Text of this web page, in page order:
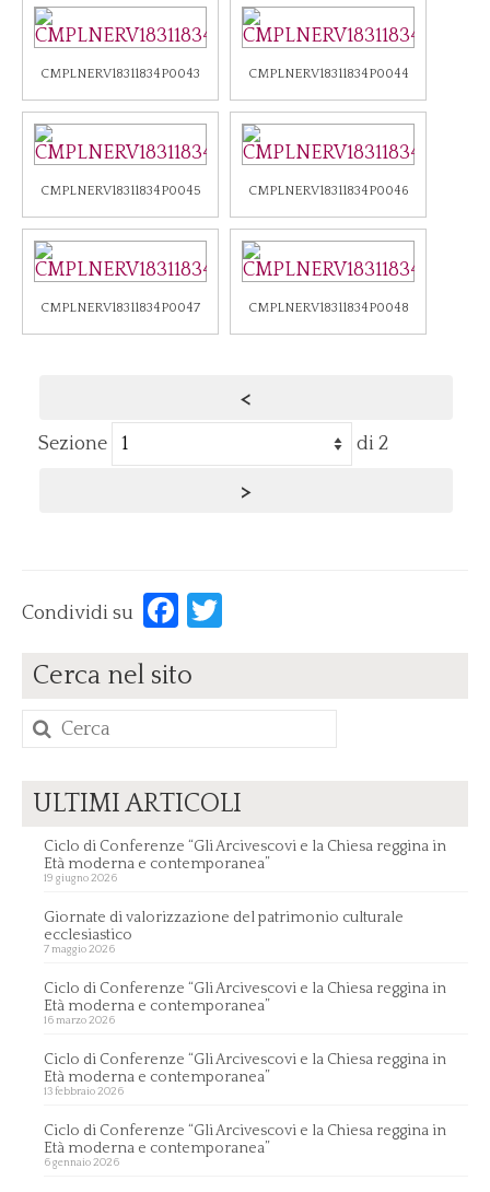
CMPLNERV18311834P0043 CMPLNERV18311834P0044
CMPLNERV18311834P0045 CMPLNERV18311834P0046
CMPLNERV18311834P0047 CMPLNERV18311834P0048
<
Sezione di 2
>
Condividi su Facebook
Cerca nel sito
Cerca
per:
ULTIMI ARTICOLI
Ciclo di Conferenze “Gli Arcivescovi e la Chiesa reggina in
Età moderna e contemporanea”
19 giugno 2026
Giornate di valorizzazione del patrimonio culturale
ecclesiastico
7 maggio 2026
Ciclo di Conferenze “Gli Arcivescovi e la Chiesa reggina in
Età moderna e contemporanea”
16 marzo 2026
Ciclo di Conferenze “Gli Arcivescovi e la Chiesa reggina in
Età moderna e contemporanea”
13 febbraio 2026
Ciclo di Conferenze “Gli Arcivescovi e la Chiesa reggina in
Età moderna e contemporanea”
6 gennaio 2026